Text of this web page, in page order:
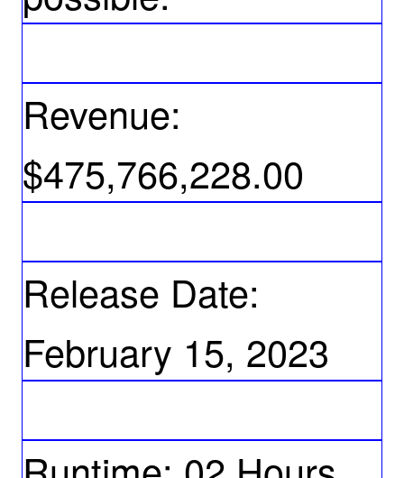
Revenue:
$475,766,228.00
Release Date:
February 15, 2023